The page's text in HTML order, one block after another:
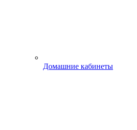
Домашние кабинеты